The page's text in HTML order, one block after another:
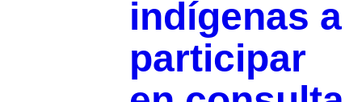
indígenas a
participar